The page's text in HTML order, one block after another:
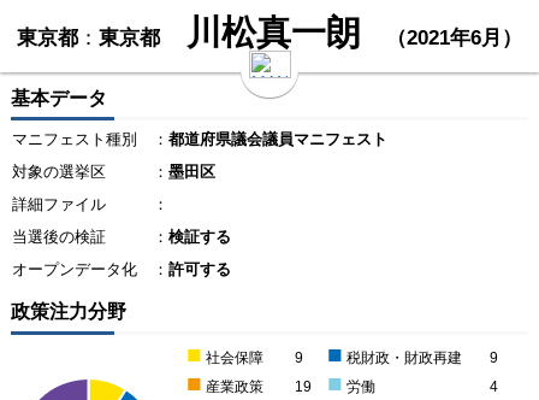
東京都： 東京都 川松真一朗 （2021年6月）
基本データ
マニフェスト種別 ： 都道府県議会議員マニフェスト
対象の選挙区
： 墨田区
詳細ファイル
：
当選後の検証
： 検証する
オープンデータ化
： 許可する
政策注力分野
■ 社会保障 9 ■ 税財政・財政再建 9
■ 産業政策 19 ■ 労働 4